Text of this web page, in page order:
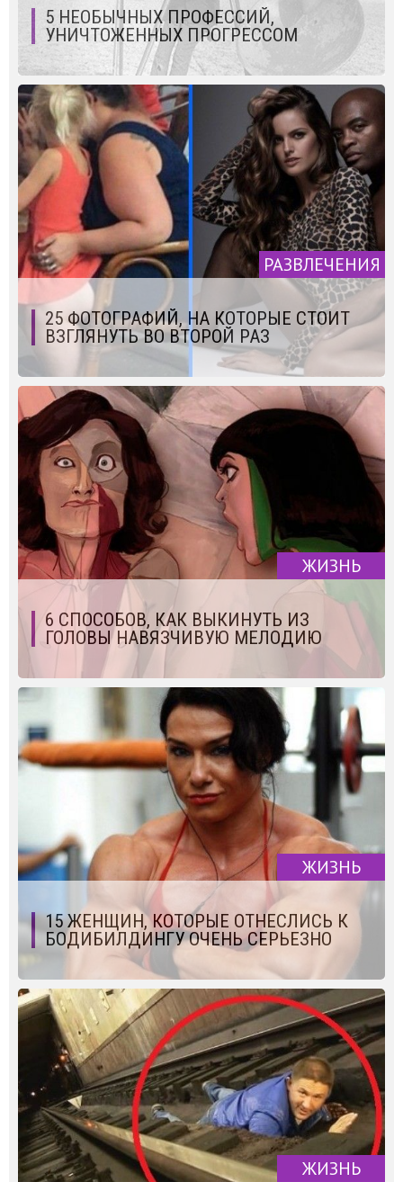
5 НЕОБЫЧНЫХ ПРОФЕССИЙ,
УНИЧТОЖЕННЫХ ПРОГРЕССОМ
РАЗВЛЕЧЕНИЯ
25 ФОТОГРАФИЙ, НА КОТОРЫЕ СТОИТ
ВЗГЛЯНУТЬ ВО ВТОРОЙ РАЗ
ЖИЗНЬ
6 СПОСОБОВ, КАК ВЫКИНУТЬ ИЗ
ГОЛОВЫ НАВЯЗЧИВУЮ МЕЛОДИЮ
ЖИЗНЬ
15 ЖЕНЩИН, КОТОРЫЕ ОТНЕСЛИСЬ К
БОДИБИЛДИНГУ ОЧЕНЬ СЕРЬЕЗНО
ЖИЗНЬ